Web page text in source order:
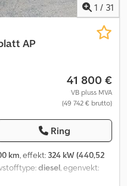
1 / 31
AP
41 800 €
VB pluss MVA
(49 742 € brutto)
Ring
km, effekt: 324 kW (440,52
diesel , egenvekt:
kg